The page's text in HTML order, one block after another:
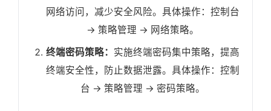
网络访问，减少安全风险。具体操作：控制台
-> 策略管理 -> 网络策略。
终端密码策略： 实施终端密码集中策略，提高
终端安全性，防止数据泄露。具体操作：控制
台 -> 策略管理 -> 密码策略。